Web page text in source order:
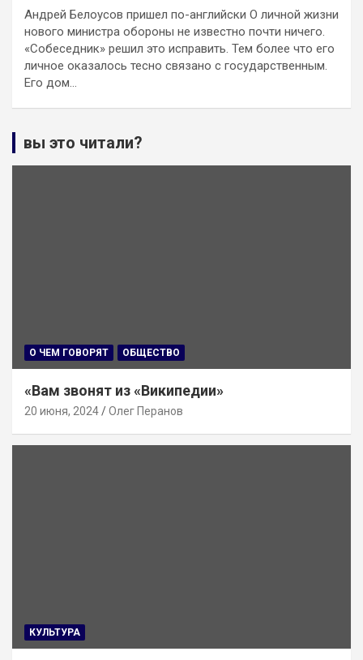
Андрей Белоусов пришел по-английски О личной жизни
нового министра обороны не известно почти ничего.
«Собеседник» решил это исправить. Тем более что его
личное оказалось тесно связано с государственным.
Его дом…
вы это читали?
О ЧЕМ ГОВОРЯТ ОБЩЕСТВО
«Вам звонят из «Википедии»
20 июня, 2024 Олег Перанов
КУЛЬТУРА